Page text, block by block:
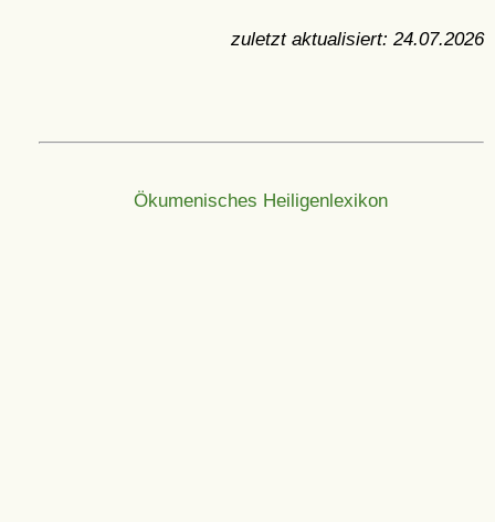
zuletzt aktualisiert: 24.07.2026
Ökumenisches Heiligenlexikon